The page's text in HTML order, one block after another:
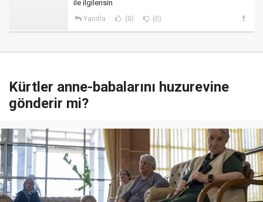
ile ilgilensin
Yanıtla (0) (0)
Kürtler anne-babalarını huzurevine
gönderir mi?